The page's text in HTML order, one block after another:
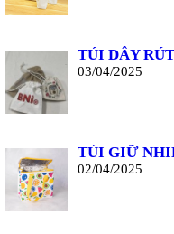
TÚI DÂY RÚT
03/04/2025
TÚI GIỮ
02/04/2025